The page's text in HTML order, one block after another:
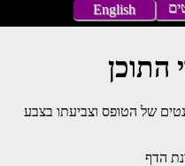
התוכן
של הטופס וצביעתו בצבע
הדף
English